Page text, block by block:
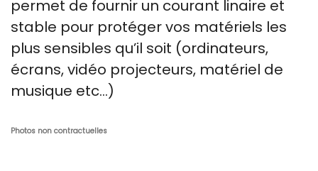
permet de fournir un courant linaire et
stable pour protéger vos matériels les
plus sensibles qu’il soit (ordinateurs,
écrans, vidéo projecteurs, matériel de
musique etc…)
Photos non contractuelles